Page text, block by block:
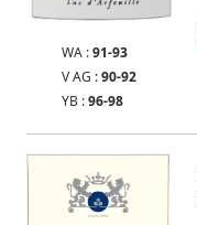
WA :91-93
V AG :90-92
YB :96-98